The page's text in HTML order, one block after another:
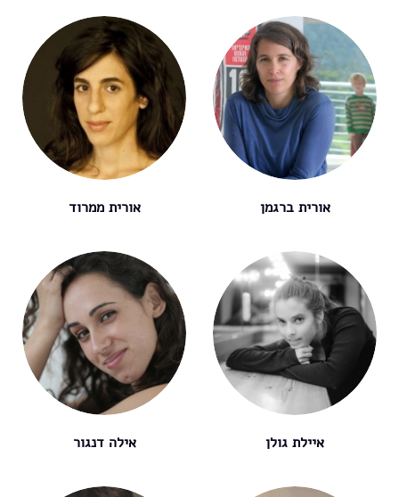
אורית ברגמן אורית ממרוד
איילת גולן אילה דנגור